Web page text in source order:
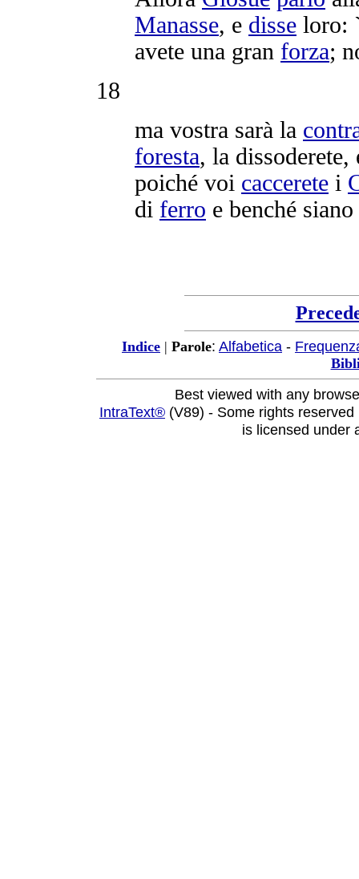
Manasse, e disse loro:
avete una gran forza;
18
ma vostra sarà la
foresta, la dissoderete,
poiché voi caccerete i
di ferro e benché siano
Indice | Parole: Alfabetica -
Best viewed with any
IntraText® (V89) - Some rights
is licensed under